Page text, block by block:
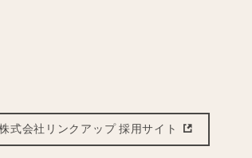
式会社リンクアップ 採用サイト